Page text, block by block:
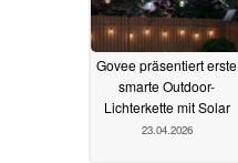
Govee präsentiert erste
smarte Outdoor-
Lichterkette mit Solar
23.04.2026